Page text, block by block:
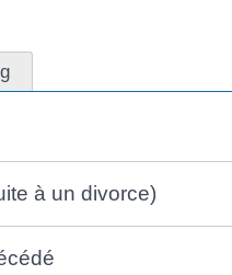
à un divorce)